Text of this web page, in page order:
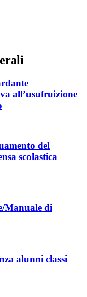
all’usufruizione
del
scolastica
Manuale di
alunni classi